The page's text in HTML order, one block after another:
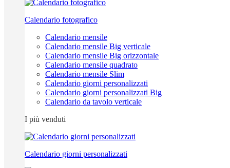
Calendario fotografico
Calendario mensile
Calendario mensile Big verticale
Calendario mensile Big orizzontale
Calendario mensile quadrato
Calendario mensile Slim
Calendario giorni personalizzati
Calendario giorni personalizzati Big
Calendario da tavolo verticale
I più venduti
Calendario giorni personalizzati